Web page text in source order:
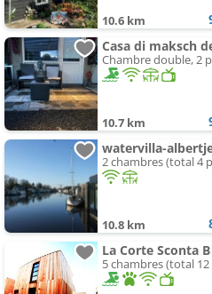
10.6 km
Casa di maksch
Chambre double, 2
10.7 km
watervilla-
2 chambres (total 4
10.8 km
La Corte Sconta
5 chambres (total